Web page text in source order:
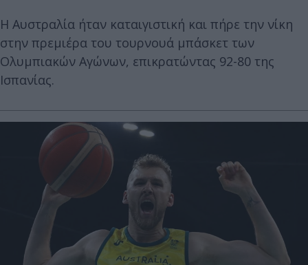
Η Αυστραλία ήταν καταιγιστική και πήρε την νίκη
στην πρεμιέρα του τουρνουά μπάσκετ των
Ολυμπιακών Αγώνων, επικρατώντας 92-80 της
Ισπανίας.